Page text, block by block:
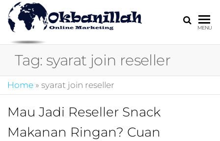
HARGA
MIRING
4.0,jasa digital
kotler,performance
marketing,kotler
MENU
Tag: syarat join reseller
Home » syarat join reseller
Mau Jadi Reseller Snack
Makanan Ringan? Cuan